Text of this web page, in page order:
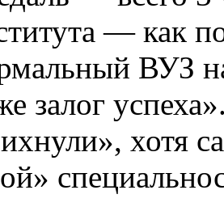
— как
ВУЗ
залог
хотя